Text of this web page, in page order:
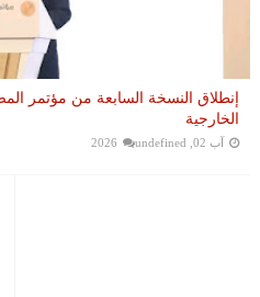
إنطلاق النسخة السابعة من مؤتمر
الخارجية
آب 02, 2026 undefined